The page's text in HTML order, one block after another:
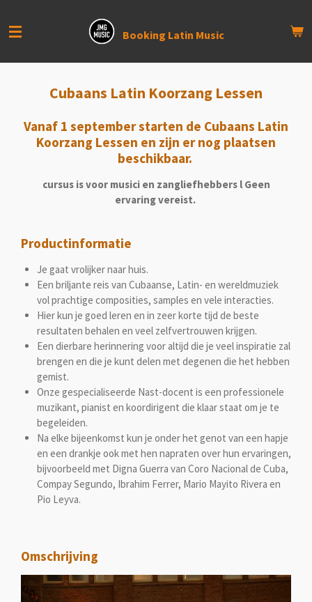
direct
Booking Latin Music
Cubaans Latin Koorzang Lessen
Vanaf 1 september starten de Cubaans Latin
Koorzang Lessen en zijn er nog plaatsen
beschikbaar.
cursus is voor musici en zangliefhebbers lGeen
ervaring vereist.
Productinformatie
Je gaat vrolijker naar huis.
Een briljante reis van Cubaanse, Latin- en wereldmuziek
vol prachtige composities, samples en vele interacties.
Hier kun je goed leren en in zeer korte tijd de beste
resultaten behalen en veel zelfvertrouwen krijgen.
Een dierbare herinnering voor altijd die je veel inspiratie zal
brengen en die je kunt delen met degenen die het hebben
gemist.
Onze gespecialiseerde Nast-docent is een professionele
muzikant, pianist en koordirigent die klaar staat om je te
begeleiden.
Na elke bijeenkomst kun je onder het genot van een hapje
en een drankje ook met hen napraten over hun ervaringen,
bijvoorbeeld met Digna Guerra van Coro Nacional de Cuba,
Compay Segundo, Ibrahim Ferrer, Mario Mayito Rivera en
Pio Leyva.
Omschrijving